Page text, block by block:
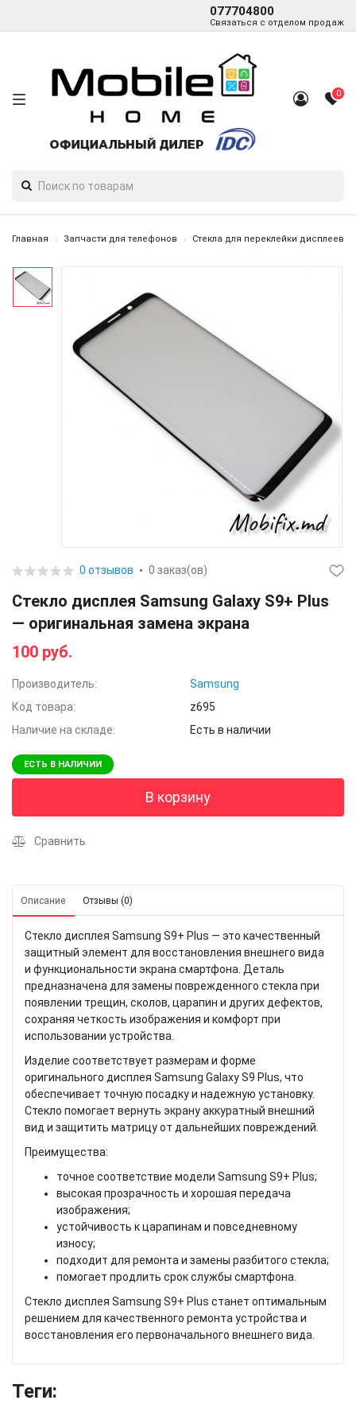
077704800
Связаться с отделом продаж
0
Главная Запчасти для телефонов Стекла для переклейки дисплеев
0 отзывов 0 заказ(ов)
Стекло дисплея Samsung Galaxy S9+ Plus
— оригинальная замена экрана
100 руб.
Производитель:
Samsung
Код товара:
z695
Наличие на складе:
Есть в наличии
ЕСТЬ В НАЛИЧИИ
В корзину
Сравнить
Описание Отзывы (0)
Стекло дисплея Samsung S9+ Plus — это качественный
защитный элемент для восстановления внешнего вида
и функциональности экрана смартфона. Деталь
предназначена для замены поврежденного стекла при
появлении трещин, сколов, царапин и других дефектов,
сохраняя четкость изображения и комфорт при
использовании устройства.
Изделие соответствует размерам и форме
оригинального дисплея Samsung Galaxy S9 Plus, что
обеспечивает точную посадку и надежную установку.
Стекло помогает вернуть экрану аккуратный внешний
вид и защитить матрицу от дальнейших повреждений.
Преимущества:
точное соответствие модели Samsung S9+ Plus;
высокая прозрачность и хорошая передача
изображения;
устойчивость к царапинам и повседневному
износу;
подходит для ремонта и замены разбитого стекла;
помогает продлить срок службы смартфона.
Стекло дисплея Samsung S9+ Plus станет оптимальным
решением для качественного ремонта устройства и
восстановления его первоначального внешнего вида.
Теги: